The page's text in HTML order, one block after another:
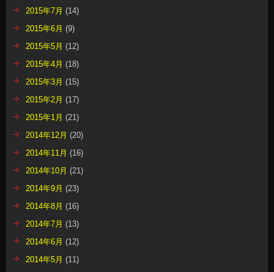
2015年7月 (14)
2015年6月 (9)
2015年5月 (12)
2015年4月 (18)
2015年3月 (15)
2015年2月 (17)
2015年1月 (21)
2014年12月 (20)
2014年11月 (16)
2014年10月 (21)
2014年9月 (23)
2014年8月 (16)
2014年7月 (13)
2014年6月 (12)
2014年5月 (11)